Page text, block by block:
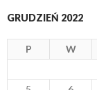
GRUDZIEŃ 2022
P W